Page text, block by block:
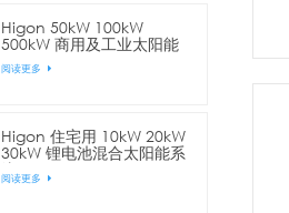
Higon 50kW 100kW
500kW 商用及工业太阳能
电站
阅读更多
Higon 住宅用 10kW 20kW
30kW 锂电池混合太阳能系
统
阅读更多